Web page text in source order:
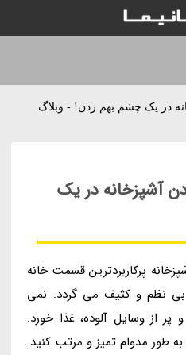
در یک چشم بهم زدن! - وبلاگ
آشپزخانه در یک
پرکاربردترین قسمت خانه
نظم و کثیف می گردد. نمی
از وسایل آلوده، غذا خورد.
طور مدوام تمیز و مرتب کنید.